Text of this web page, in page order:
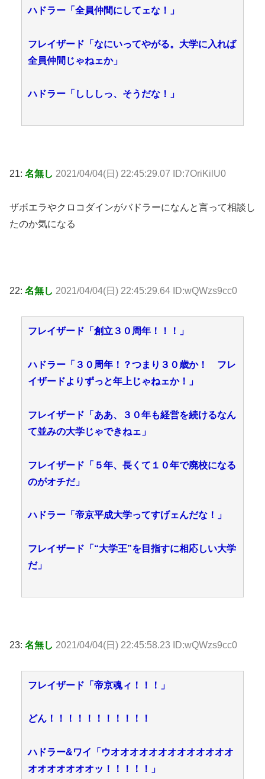
ハドラー「全員仲間にしてェな！」
フレイザード「なにいってやがる。大学に入れば
全員仲間じゃねェか」
ハドラー「しししっ、そうだな！」
21: 名無し 2021/04/04(日) 22:45:29.07 ID:7OriKilU0
ザボエラやクロコダインがバドラーになんと言って相談し
たのか気になる
22: 名無し 2021/04/04(日) 22:45:29.64 ID:wQWzs9cc0
フレイザード「創立３０周年！！！」
ハドラー「３０周年！？つまり３０歳か！ フレ
イザードよりずっと年上じゃねェか！」
フレイザード「ああ、３０年も経営を続けるなん
て並みの大学じゃできねェ」
フレイザード「５年、長くて１０年で廃校になる
のがオチだ」
ハドラー「帝京平成大学ってすげェんだな！」
フレイザード「“大学王”を目指すに相応しい大学
だ」
23: 名無し 2021/04/04(日) 22:45:58.23 ID:wQWzs9cc0
フレイザード「帝京魂ィ！！！」
どん！！！！！！！！！！！
ハドラー&ワイ「ウオオオオオオオオオオオオオ
オオオオオオオッ！！！！！」